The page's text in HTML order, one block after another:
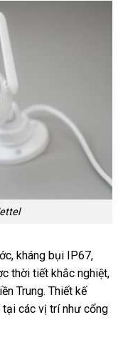
kháng bụi IP67,
thời tiết khắc nghiệt,
Trung. Thiết kế
các vị trí như cổng